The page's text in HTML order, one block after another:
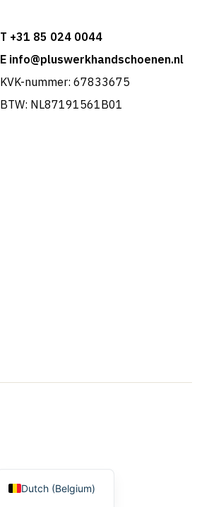
T +31 85 024 0044
E info@pluswerkhandschoenen.nl
KVK-nummer: 67833675
BTW: NL87191561B01
Dutch (Belgium)